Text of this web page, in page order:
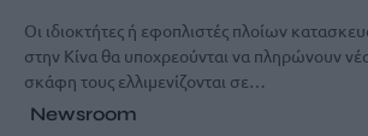
Οι ιδιοκτήτες ή εφοπλιστές πλοίων
στην Κίνα θα υποχρεούνται να πληρώνουν
σκάφη τους ελλιμενίζονται σε…
Newsroom